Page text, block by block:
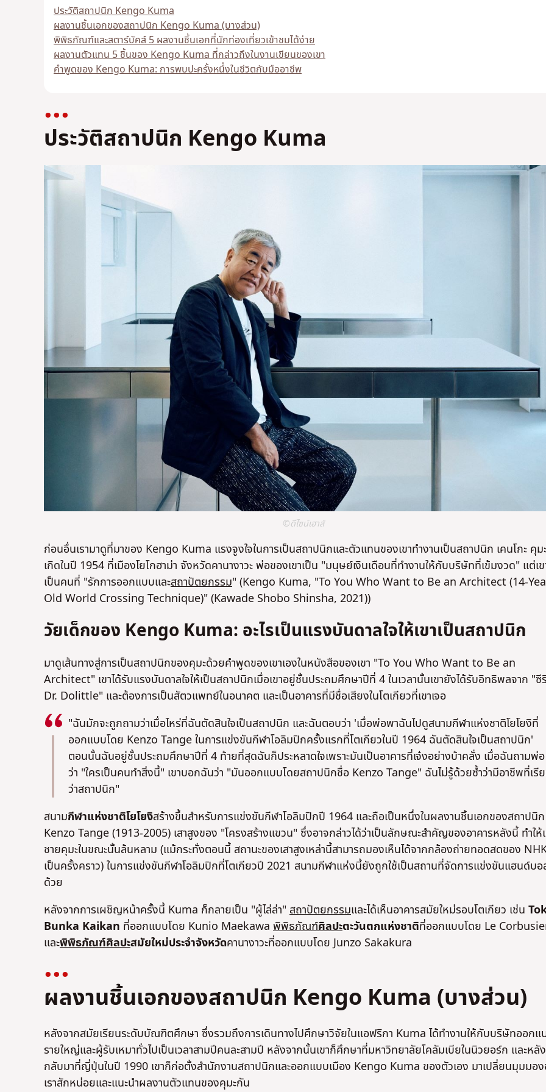
ประวัติสถาปนิก Kengo Kuma
ผลงานชิ้นเอกของสถาปนิก Kengo Kuma (บางส่วน)
พิพิธภัณฑ์และสตาร์บัคส์ 5 ผลงานชิ้นเอกที่นักท่องเที่ยวเข้าชมได้ง่าย
ผลงานตัวแทน 5 ชิ้นของ Kengo Kuma ที่กล่าวถึงในงานเขียนของเขา
คําพูดของ Kengo Kuma: การพบปะครั้งหนึ่งในชีวิตกับมืออาชีพ
ประวัติสถาปนิก Kengo Kuma
©ดีไซน์เฮาส์
ก่อนอื่นเรามาดูที่มาของ Kengo Kuma แรงจูงใจในการเป็นสถาปนิกและตัวแทนของเขาทํางานเป็นสถาปนิก เคนโกะ คุม
เกิดในปี 1954 ที่เมืองโยโกฮาม่า จังหวัดคานางาวะ พ่อของเขาเป็น "มนุษย์เงินเดือนที่ทํางานให้กับบริษัทที่เข้มงวด" แต่เ
เป็นคนที่ "รักการออกแบบและสถาปัตยกรรม" (Kengo Kuma, "To You Who Want to Be an Architect (14-
Old World Crossing Technique)" (Kawade Shobo Shinsha, 2021))
วัยเด็กของ Kengo Kuma: อะไรเป็นแรงบันดาลใจให้เขาเป็นสถาปนิก
มาดูเส้นทางสู่การเป็นสถาปนิกของคุมะด้วยคําพูดของเขาเองในหนังสือของเขา "To You Who Want to Be an
Architect" เขาได้รับแรงบันดาลใจให้เป็นสถาปนิกเมื่อเขาอยู่ชั้นประถมศึกษาปีที่ 4 ในเวลานั้นเขายังได้รับอิทธิพลจาก "ซี
Dr. Dolittle" และต้องการเป็นสัตวแพทย์ในอนาคต และเป็นอาคารที่มีชื่อเสียงในโตเกียวที่เขาเจอ
"ฉันมักจะถูกถามว่าเมื่อไหร่ที่ฉันตัดสินใจเป็นสถาปนิก และฉันตอบว่า 'เมื่อพ่อพาฉันไปดูสนามกีฬาแห่งชาติโยโยงิที่
ออกแบบโดย Kenzo Tange ในการแข่งขันกีฬาโอลิมปิกครั้งแรกที่โตเกียวในปี 1964 ฉันตัดสินใจเป็นสถาปนิก'
ตอนนั้นฉันอยู่ชั้นประถมศึกษาปีที่ 4 ท้ายที่สุดฉันก็ประหลาดใจเพราะมันเป็นอาคารที่เจ๋งอย่างบ้าคลั่ง เมื่อฉันถามพ่อ
ว่า "ใครเป็นคนทําสิ่งนี้" เขาบอกฉันว่า "มันออกแบบโดยสถาปนิกชื่อ Kenzo Tange" ฉันไม่รู้ด้วยซ้ําว่ามีอาชีพที่เรี
ว่าสถาปนิก"
สนามกีฬาแห่งชาติโยโยงิสร้างขึ้นสําหรับการแข่งขันกีฬาโอลิมปิกปี 1964 และถือเป็นหนึ่งในผลงานชิ้นเอกของสถาปนิก
Kenzo Tange (1913-2005) เสาสูงของ "โครงสร้างแขวน" ซึ่งอาจกล่าวได้ว่าเป็นลักษณะสําคัญของอาคารหลังนี้ ทําให้
ชายคุมะในขณะนั้นล้นหลาม (แม้กระทั่งตอนนี้ สถานะของเสาสูงเหล่านี้สามารถมองเห็นได้จากกล้องถ่ายทอดสดของ
เป็นครั้งคราว) ในการแข่งขันกีฬาโอลิมปิกที่โตเกียวปี 2021 สนามกีฬาแห่งนี้ยังถูกใช้เป็นสถานที่จัดการแข่งขันแฮนด์บ
ด้วย
หลังจากการเผชิญหน้าครั้งนี้ Kuma ก็กลายเป็น "ผู้ไล่ล่า"สถาปัตยกรรมและได้เห็นอาคารสมัยใหม่รอบโตเกียว เช่น
Bunka Kaikan ที่ออกแบบโดย Kunio Maekawa พิพิธภัณฑ์ศิลปะตะวันตกแห่งชาติที่ออกแบบโดย Le
และพิพิธภัณฑ์ศิลปะสมัยใหม่ประจําจังหวัดคานางาวะที่ออกแบบโดย Junzo Sakakura
ผลงานชิ้นเอกของสถาปนิก Kengo Kuma (บางส่วน)
หลังจากสมัยเรียนระดับบัณฑิตศึกษา ซึ่งรวมถึงการเดินทางไปศึกษาวิจัยในแอฟริกา Kuma ได้ทํางานให้กับบริษัทออกแ
รายใหญ่และผู้รับเหมาทั่วไปเป็นเวลาสามปีคนละสามปี หลังจากนั้นเขาก็ศึกษาที่มหาวิทยาลัยโคลัมเบียในนิวยอร์ก และหลั
กลับมาที่ญี่ปุ่นในปี 1990 เขาก็ก่อตั้งสํานักงานสถาปนิกและออกแบบเมือง Kengo Kuma ของตัวเอง มาเปลี่ยนมุมมอ
เราสักหน่อยและแนะนําผลงานตัวแทนของคุมะกัน